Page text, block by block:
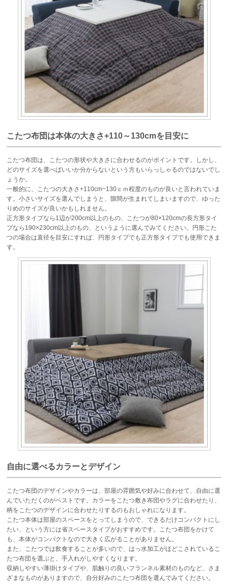
こたつ布団は本体の大きさ+110～130cmを目安に
こたつ布団は、こたつの形状や大きさに合わせるのがポイントです。しかし、
どのサイズを選べばいいか分からないという方もいらっしゃるのではないでし
ょうか。
一般的に、こたつの大きさ+110cm~130ｃｍ程度のものが良いと言われていま
す。小さいサイズを選んでしまうと、隙間が生まれてしまいますので、ゆった
りめのサイズが良いかもしれません。
正方形タイプなら1辺が200cm以上のもの、こたつが80×120cmの長方形タイ
プなら190×230cm以上のもの、というように選んでみてください。円形こた
つの場合は直径を目安にすれば、円形タイプでも正方形タイプでも使用できま
す。
自由に選べるカラーとデザイン
こたつ布団のデザインやカラーは、部屋の雰囲気や好みに合わせて、自由に選
んでいただくのがベストです。カラーをこたつ敷き布団やラグに合わせたり、
柄をこたつのデザインに合わせたりするのもおしゃれになります。
こたつ本体は部屋のスペースをとってしまうので、できるだけコンパクトにし
たい、という方には省スペースタイプがおすすめです。こたつ布団をかけて
も、本体がコンパクトなので大きく広がることがありません。
また、こたつでは飲食することが多いので、はっ水加工がほどこされているこ
たつ布団を選ぶと、手入れがしやすくなります。
収納しやすい薄掛けタイプや、肌触りの良いフランネル素材のものなど、さま
ざまなものがありますので、自分好みのこたつ布団を選んでみてください。